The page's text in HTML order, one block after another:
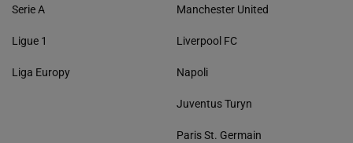
Serie A
Ligue 1
Liga Europy
Manchester United
Liverpool FC
Napoli
Juventus Turyn
Paris St. Germain